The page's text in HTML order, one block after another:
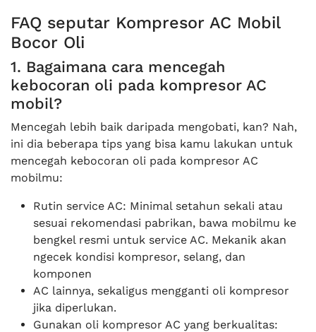
FAQ seputar Kompresor AC Mobil
Bocor Oli
1. Bagaimana cara mencegah
kebocoran oli pada kompresor AC
mobil?
Mencegah lebih baik daripada mengobati, kan? Nah,
ini dia beberapa tips yang bisa kamu lakukan untuk
mencegah kebocoran oli pada kompresor AC
mobilmu:
Rutin service AC: Minimal setahun sekali atau
sesuai rekomendasi pabrikan, bawa mobilmu ke
bengkel resmi untuk service AC. Mekanik akan
ngecek kondisi kompresor, selang, dan
komponen
AC lainnya, sekaligus mengganti oli kompresor
jika diperlukan.
Gunakan oli kompresor AC yang berkualitas: